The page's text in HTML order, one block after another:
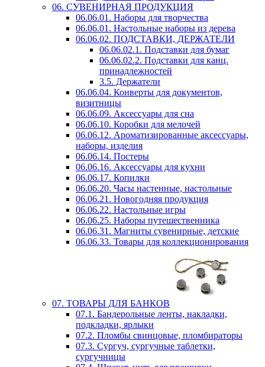
06. СУВЕНИРНАЯ ПРОДУКЦИЯ
06.06.01. Наборы для творчества
06.06.01. Настольные наборы из дерева
06.06.02. ПОДСТАВКИ, ДЕРЖАТЕЛИ
06.06.02.1. Подставки для бумаг
06.06.02.2. Подставки для канц.
принадлежностей
3.5. Держатели
06.06.04. Конверты для документов,
визитницы
06.06.09. Аксессуары для сна
06.06.10. Коробки для мелочей
06.06.12. Ароматизированные аксессуары,
наборы, изделия
06.06.14. Постеры
06.06.16. Аксессуары для кухни
06.06.17. Копилки
06.06.20. Часы настенные, настольные
06.06.21. Новогодняя продукция
06.06.22. Настольные игры
06.06.25. Наборы путешественника
06.06.31. Магниты сувенирные, детские
06.06.33. Товары для коллекционирования
07. ТОВАРЫ ДЛЯ БАНКОВ
07.1. Бандерольные ленты, накладки,
подкладки, ярлыки
07.2. Пломбы свинцовые, пломбираторы
07.3. Сургуч, сургучные таблетки,
сургучницы